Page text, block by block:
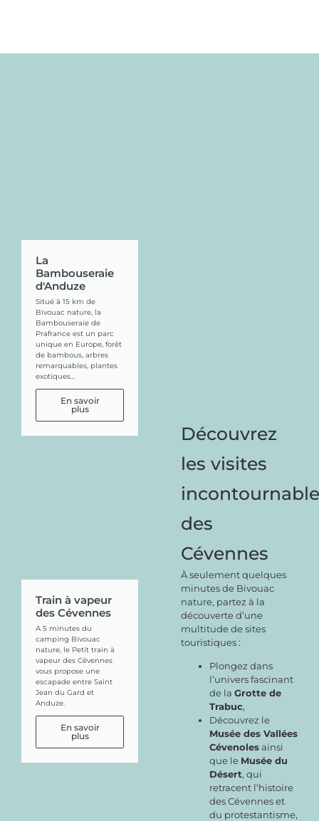
Découvrez
les visites
des
Cévennes
À seulement quelques
minutes de Bivouac
nature, partez à la
découverte d’une
multitude de sites
touristiques :
Plongez dans
l’univers fascinant
de la Grotte de
Trabuc,
Découvrez le
Musée des Vallées
Cévenolesainsi
que le Musée du
Désert, qui
retracent l’histoire
des Cévennes et
du protestantisme,
La
Bambouseraie
d'Anduze
Situé à 15 km de
Bivouac nature, la
Bambouseraie de
Prafrance est un parc
unique en Europe, forêt
de bambous, arbres
remarquables, plantes
exotiques...
En savoir
plus
Train à vapeur
des Cévennes
A 5 minutes du
camping Bivouac
nature, le Petit train à
vapeur des Cévennes
vous propose une
escapade entre Saint
Jean du Gard et
Anduze.
En savoir
plus